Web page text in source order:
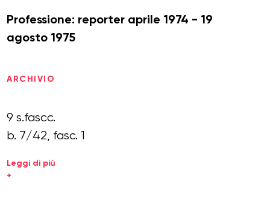
Professione: reporter aprile 1974 - 19
agosto 1975
ARCHIVIO
9 s.fascc.
b. 7/42, fasc. 1
Leggi di più
+